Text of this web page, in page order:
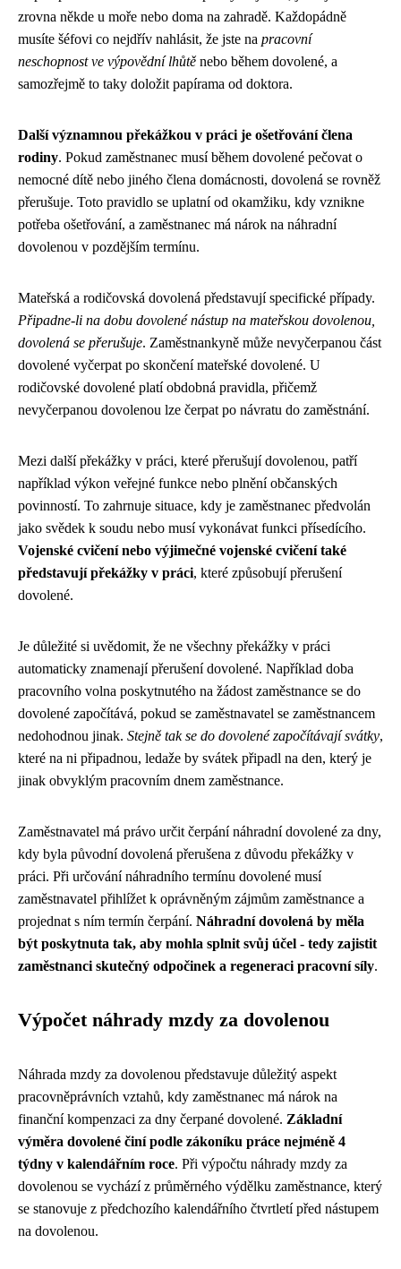
zrovna někde u moře nebo doma na zahradě. Každopádně
musíte šéfovi co nejdřív nahlásit, že jste na pracovní
neschopnost ve výpovědní lhůtě nebo během dovolené, a
samozřejmě to taky doložit papírama od doktora.
Další významnou překážkou v práci je ošetřování člena
rodiny. Pokud zaměstnanec musí během dovolené pečovat o
nemocné dítě nebo jiného člena domácnosti, dovolená se rovněž
přerušuje. Toto pravidlo se uplatní od okamžiku, kdy vznikne
potřeba ošetřování, a zaměstnanec má nárok na náhradní
dovolenou v pozdějším termínu.
Mateřská a rodičovská dovolená představují specifické případy.
Připadne-li na dobu dovolené nástup na mateřskou dovolenou,
dovolená se přerušuje. Zaměstnankyně může nevyčerpanou část
dovolené vyčerpat po skončení mateřské dovolené. U
rodičovské dovolené platí obdobná pravidla, přičemž
nevyčerpanou dovolenou lze čerpat po návratu do zaměstnání.
Mezi další překážky v práci, které přerušují dovolenou, patří
například výkon veřejné funkce nebo plnění občanských
povinností. To zahrnuje situace, kdy je zaměstnanec předvolán
jako svědek k soudu nebo musí vykonávat funkci přísedícího.
Vojenské cvičení nebo výjimečné vojenské cvičení také
představují překážky v práci, které způsobují přerušení
dovolené.
Je důležité si uvědomit, že ne všechny překážky v práci
automaticky znamenají přerušení dovolené. Například doba
pracovního volna poskytnutého na žádost zaměstnance se do
dovolené započítává, pokud se zaměstnavatel se zaměstnancem
nedohodnou jinak. Stejně tak se do dovolené započítávají svátky,
které na ni připadnou, ledaže by svátek připadl na den, který je
jinak obvyklým pracovním dnem zaměstnance.
Zaměstnavatel má právo určit čerpání náhradní dovolené za dny,
kdy byla původní dovolená přerušena z důvodu překážky v
práci. Při určování náhradního termínu dovolené musí
zaměstnavatel přihlížet k oprávněným zájmům zaměstnance a
projednat s ním termín čerpání. Náhradní dovolená by měla
být poskytnuta tak, aby mohla splnit svůj účel - tedy zajistit
zaměstnanci skutečný odpočinek a regeneraci pracovní síly.
Výpočet náhrady mzdy za dovolenou
Náhrada mzdy za dovolenou představuje důležitý aspekt
pracovněprávních vztahů, kdy zaměstnanec má nárok na
finanční kompenzaci za dny čerpané dovolené. Základní
výměra dovolené činí podle zákoníku práce nejméně 4
týdny v kalendářním roce. Při výpočtu náhrady mzdy za
dovolenou se vychází z průměrného výdělku zaměstnance, který
se stanovuje z předchozího kalendářního čtvrtletí před nástupem
na dovolenou.